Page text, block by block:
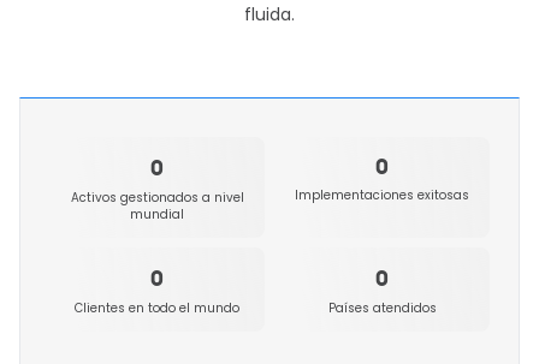
fluida.
0
Activos gestionados a nivel
mundial
0
Implementaciones exitosas
0
Clientes en todo el mundo
0
Países atendidos